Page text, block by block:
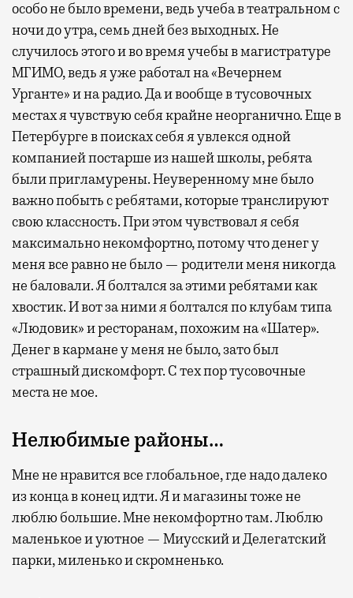
особо не было времени, ведь учеба в театральном с
ночи до утра, семь дней без выходных. Не
случилось этого и во время учебы в магистратуре
МГИМО, ведь я уже работал на «Вечернем
Урганте» и на радио. Да и вообще в тусовочных
местах я чувствую себя крайне неорганично. Еще в
Петербурге в поисках себя я увлекся одной
компанией постарше из нашей школы, ребята
были пригламурены. Неуверенному мне было
важно побыть с ребятами, которые транслируют
свою классность. При этом чувствовал я себя
максимально некомфортно, потому что денег у
меня все равно не было — родители меня никогда
не баловали. Я болтался за этими ребятами как
хвостик. И вот за ними я болтался по клубам типа
«Людовик» и ресторанам, похожим на «Шатер».
Денег в кармане у меня не было, зато был
страшный дискомфорт. С тех пор тусовочные
места не мое.
Нелюбимые районы…
Мне не нравится все глобальное, где надо далеко
из конца в конец идти. Я и магазины тоже не
люблю большие. Мне некомфортно там. Люблю
маленькое и уютное — Миусский и Делегатский
парки, миленько и скромненько.